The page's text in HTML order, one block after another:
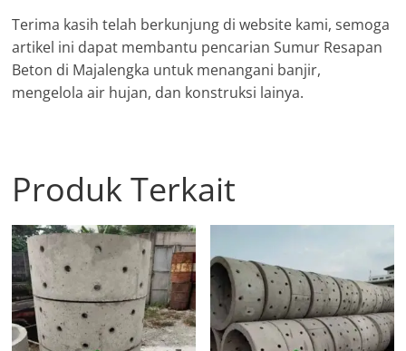
Terima kasih telah berkunjung di website kami, semoga
artikel ini dapat membantu pencarian Sumur Resapan
Beton di Majalengka untuk menangani banjir,
mengelola air hujan, dan konstruksi lainya.
Produk Terkait